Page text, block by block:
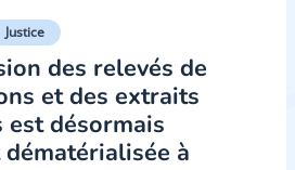
Justice
des relevés de
et des extraits
est désormais
à